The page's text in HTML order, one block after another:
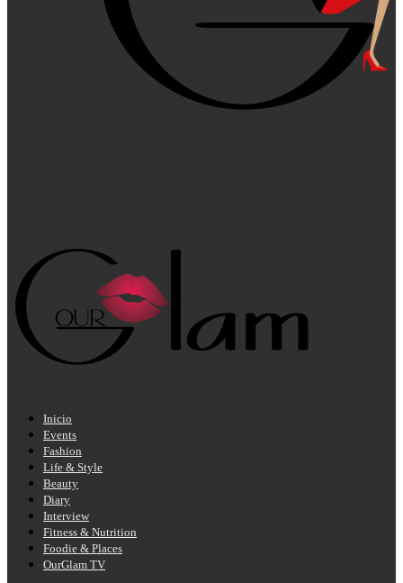
Inicio
Events
Fashion
Life & Style
Beauty
Diary
Interview
Fitness & Nutrition
Foodie & Places
OurGlam TV